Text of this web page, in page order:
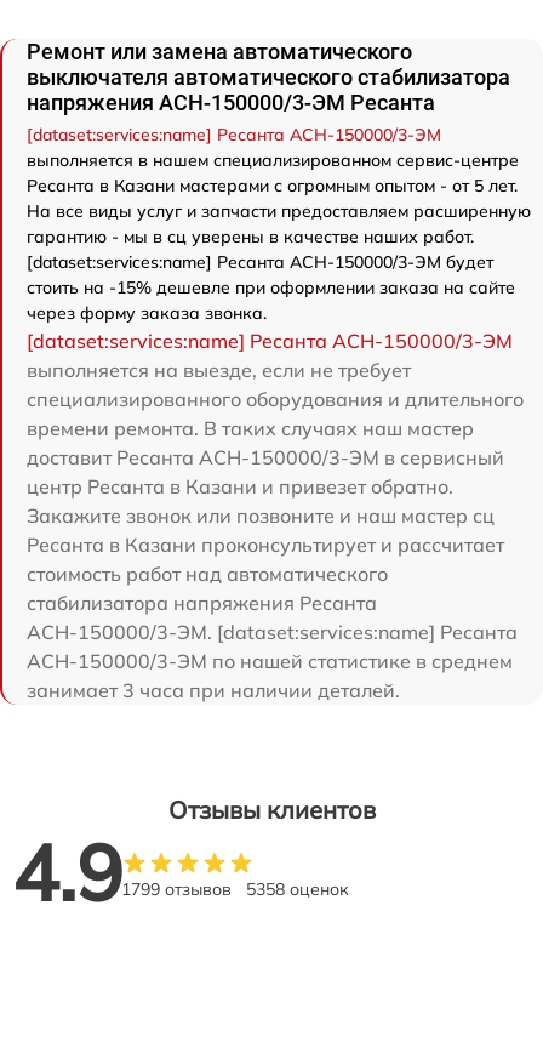
Ремонт или замена автоматического
выключателя автоматического стабилизатора
напряжения АСН-150000/3-ЭМ Ресанта
[dataset:services:name] Ресанта АСН-150000/3-ЭМ
выполняется в нашем специализированном сервис-центре
Ресанта в Казани мастерами с огромным опытом - от 5 лет.
На все виды услуг и запчасти предоставляем расширенную
гарантию - мы в сц уверены в качестве наших работ.
[dataset:services:name] Ресанта АСН-150000/3-ЭМ будет
стоить на -15% дешевле при оформлении заказа на сайте
через форму заказа звонка.
[dataset:services:name] Ресанта АСН-150000/3-ЭМ
выполняется на выезде, если не требует
специализированного оборудования и длительного
времени ремонта. В таких случаях наш мастер
доставит Ресанта АСН-150000/3-ЭМ в сервисный
центр Ресанта в Казани и привезет обратно.
Закажите звонок или позвоните и наш мастер сц
Ресанта в Казани проконсультирует и рассчитает
стоимость работ над автоматического
стабилизатора напряжения Ресанта
АСН-150000/3-ЭМ. [dataset:services:name] Ресанта
АСН-150000/3-ЭМ по нашей статистике в среднем
занимает 3 часа при наличии деталей.
Отзывы клиентов
4.91799 отзывов 5358 оценок